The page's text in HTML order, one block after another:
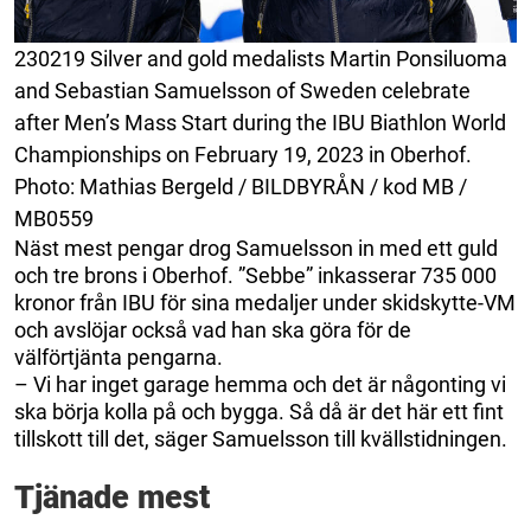
230219 Silver and gold medalists Martin Ponsiluoma
and Sebastian Samuelsson of Sweden celebrate
after Men’s Mass Start during the IBU Biathlon World
Championships on February 19, 2023 in Oberhof.
Photo: Mathias Bergeld / BILDBYRÅN / kod MB /
MB0559
Näst mest pengar drog Samuelsson in med ett guld
och tre brons i Oberhof. ”Sebbe” inkasserar 735 000
kronor från IBU för sina medaljer under skidskytte-VM
och avslöjar också vad han ska göra för de
välförtjänta pengarna.
– Vi har inget garage hemma och det är någonting vi
ska börja kolla på och bygga. Så då är det här ett fint
tillskott till det, säger Samuelsson till kvällstidningen.
Tjänade mest